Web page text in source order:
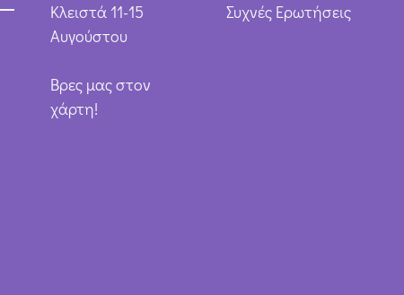
Κλειστά 11-15
Αυγούστου
Βρες μας στον
χάρτη!
Συχνές Ερωτήσεις